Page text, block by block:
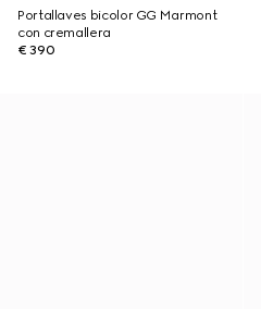
Portallaves bicolor GG Marmont
con cremallera
€ 390